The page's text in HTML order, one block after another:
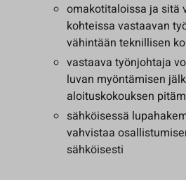
omakotitaloissa ja sitä
kohteissa vastaavan
vähintään teknillisen
vastaava työnjohtaja
luvan myöntämisen
aloituskokouksen
sähköisessä
vahvistaa
sähköisesti